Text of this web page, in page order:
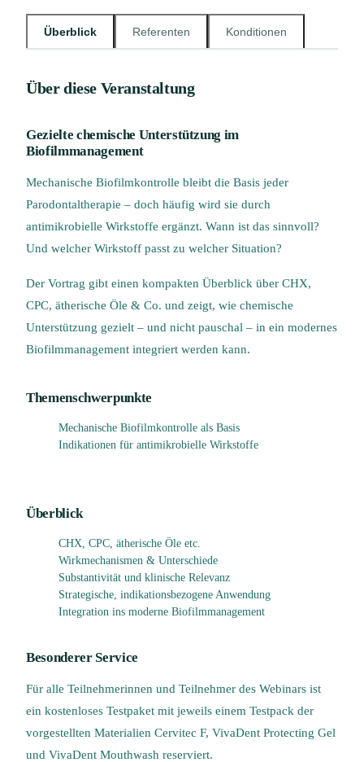
Überblick Referenten Konditionen
Über diese Veranstaltung
Gezielte chemische Unterstützung im
Biofilmmanagement
Mechanische Biofilmkontrolle bleibt die Basis jeder
Parodontaltherapie – doch häufig wird sie durch
antimikrobielle Wirkstoffe ergänzt. Wann ist das sinnvoll?
Und welcher Wirkstoff passt zu welcher Situation?
Der Vortrag gibt einen kompakten Überblick über CHX,
CPC, ätherische Öle & Co. und zeigt, wie chemische
Unterstützung gezielt – und nicht pauschal – in ein modernes
Biofilmmanagement integriert werden kann.
Themenschwerpunkte
Mechanische Biofilmkontrolle als Basis
Indikationen für antimikrobielle Wirkstoffe
Überblick
CHX, CPC, ätherische Öle etc.
Wirkmechanismen & Unterschiede
Substantivität und klinische Relevanz
Strategische, indikationsbezogene Anwendung
Integration ins moderne Biofilmmanagement
Besonderer Service
Für alle Teilnehmerinnen und Teilnehmer des Webinars ist
ein kostenloses Testpaket mit jeweils einem Testpack der
vorgestellten Materialien Cervitec F, VivaDent Protecting Gel
und VivaDent Mouthwash reserviert.